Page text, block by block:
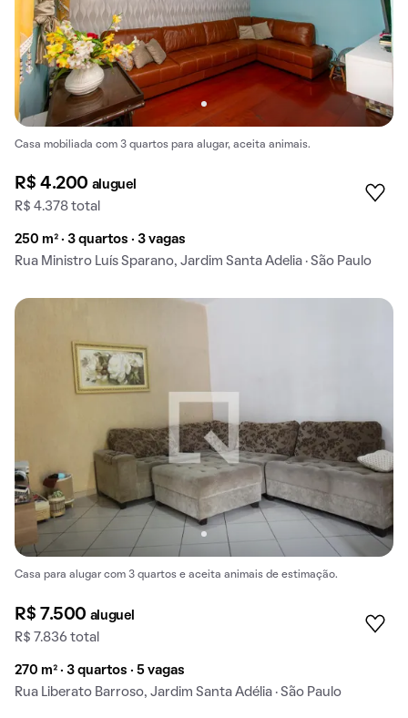
Casa mobiliada com 3 quartos para alugar, aceita animais.
R$ 4.200 aluguel
R$ 4.378 total
250 m² · 3 quartos · 3 vagas
Rua Ministro Luís Sparano, Jardim Santa Adelia · São Paulo
Casa para alugar com 3 quartos e aceita animais de estimação.
R$ 7.500 aluguel
R$ 7.836 total
270 m² · 3 quartos · 5 vagas
Rua Liberato Barroso, Jardim Santa Adélia · São Paulo